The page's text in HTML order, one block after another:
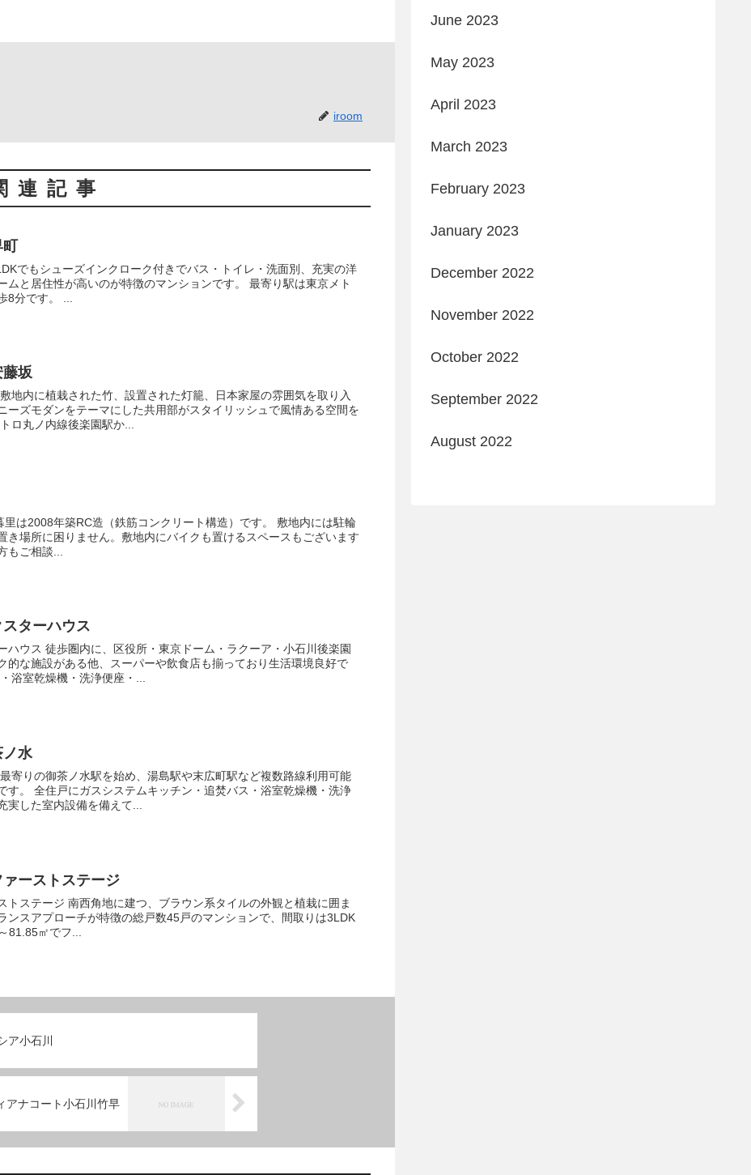
iroom
連記事
町
住性が高いのが特徴のマンションです。 最寄り駅は東京メト
藤坂
ーズモダンをテーマにした共用部がスタイリッシュで風情ある空間を
す。 東京メトロ丸ノ内線後楽園駅か...
き場所に困りません。敷地内にバイクも置けるスペースもございます
もご相談...
ターハウス
クーア・小石川後楽園
的な施設がある他、スーパーや飲食店も揃っており生活環境良好で
・浴室乾燥機・洗浄便座・...
ノ水
浴室乾燥機・洗浄
実した室内設備を備えて...
ーストステージ
ン系タイルの外観と植栽に囲ま
ンスアプローチが特徴の総戸数45戸のマンションで、間取りは3LDK
81.85㎡でフ...
ア小石川
アナコート小石川竹早
June 2023
May 2023
April 2023
March 2023
February 2023
January 2023
December 2022
November 2022
October 2022
September 2022
August 2022